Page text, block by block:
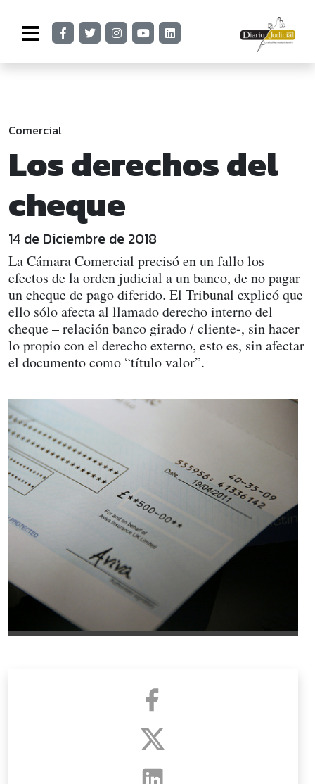
Comercial
Los derechos del
cheque
14 de Diciembre de 2018
La Cámara Comercial precisó en un fallo los
efectos de la orden judicial a un banco, de no pagar
un cheque de pago diferido. El Tribunal explicó que
ello sólo afecta al llamado derecho interno del
cheque – relación banco girado / cliente-, sin hacer
lo propio con el derecho externo, esto es, sin afectar
el documento como “título valor”.